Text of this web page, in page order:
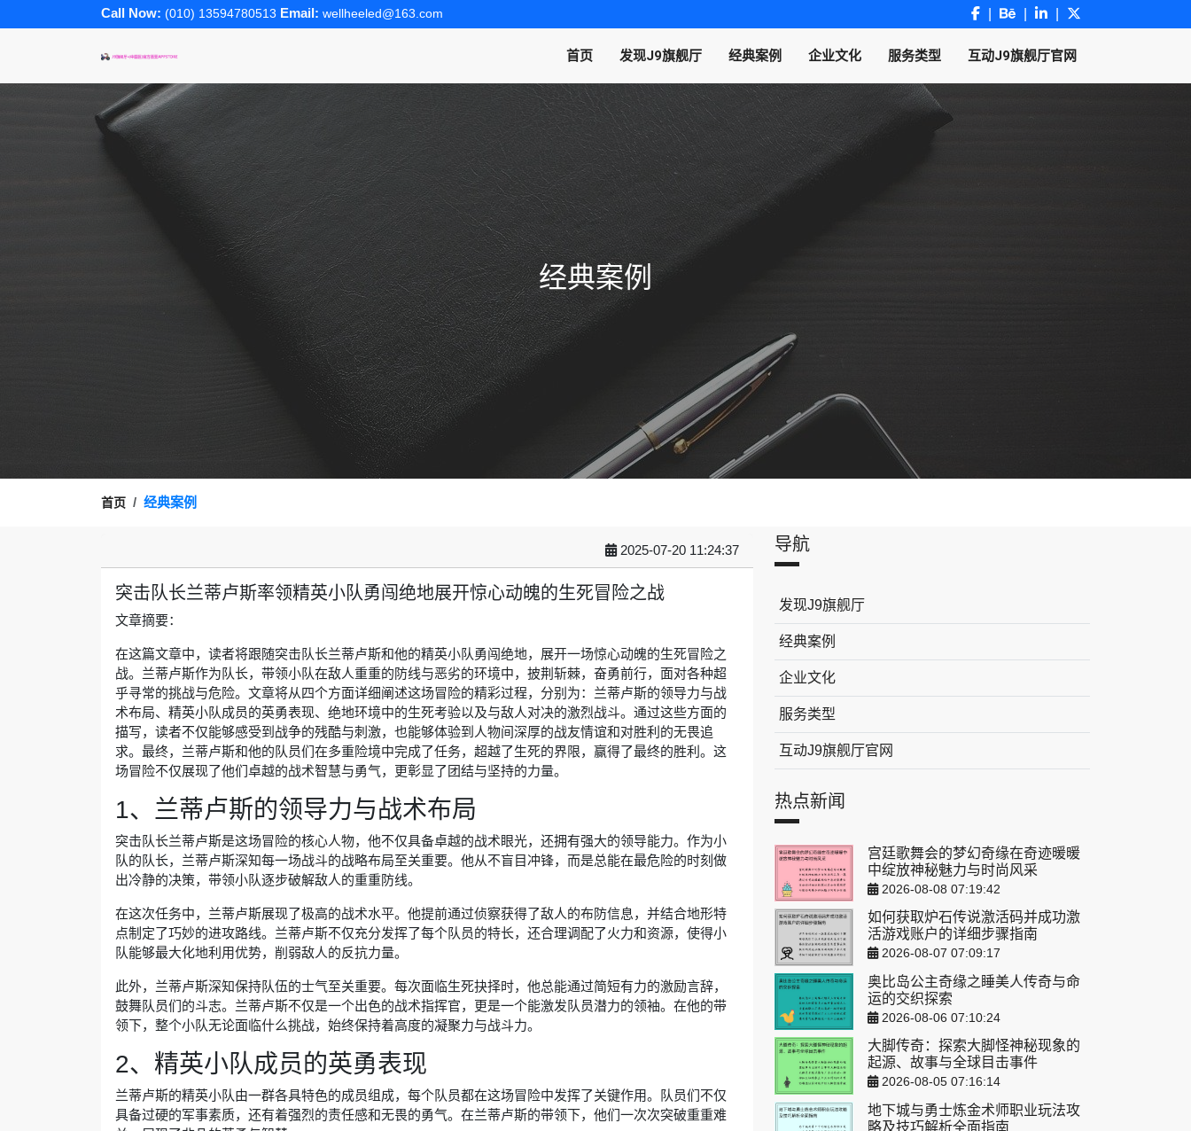
Call Now: (010) 13594780513 Email: wellheeled@163.com
首页 发现J9旗舰厅 经典案例 企业文化 服务类型 互动J9旗舰厅官网
经典案例
首页 经典案例
2025-07-20 11:24:37
突击队长兰蒂卢斯率领精英小队勇闯绝地展开惊心动魄的生死冒险之战
文章摘要：
在这篇文章中，读者将跟随突击队长兰蒂卢斯和他的精英小队勇闯绝地，展开一场惊心动魄的生死冒险之
战。兰蒂卢斯作为队长，带领小队在敌人重重的防线与恶劣的环境中，披荆斩棘，奋勇前行，面对各种超
乎寻常的挑战与危险。文章将从四个方面详细阐述这场冒险的精彩过程，分别为：兰蒂卢斯的领导力与战
术布局、精英小队成员的英勇表现、绝地环境中的生死考验以及与敌人对决的激烈战斗。通过这些方面的
描写，读者不仅能够感受到战争的残酷与刺激，也能够体验到人物间深厚的战友情谊和对胜利的无畏追
求。最终，兰蒂卢斯和他的队员们在多重险境中完成了任务，超越了生死的界限，赢得了最终的胜利。这
场冒险不仅展现了他们卓越的战术智慧与勇气，更彰显了团结与坚持的力量。
1、兰蒂卢斯的领导力与战术布局
突击队长兰蒂卢斯是这场冒险的核心人物，他不仅具备卓越的战术眼光，还拥有强大的领导能力。作为小
队的队长，兰蒂卢斯深知每一场战斗的战略布局至关重要。他从不盲目冲锋，而是总能在最危险的时刻做
出冷静的决策，带领小队逐步破解敌人的重重防线。
在这次任务中，兰蒂卢斯展现了极高的战术水平。他提前通过侦察获得了敌人的布防信息，并结合地形特
点制定了巧妙的进攻路线。兰蒂卢斯不仅充分发挥了每个队员的特长，还合理调配了火力和资源，使得小
队能够最大化地利用优势，削弱敌人的反抗力量。
此外，兰蒂卢斯深知保持队伍的士气至关重要。每次面临生死抉择时，他总能通过简短有力的激励言辞，
鼓舞队员们的斗志。兰蒂卢斯不仅是一个出色的战术指挥官，更是一个能激发队员潜力的领袖。在他的带
领下，整个小队无论面临什么挑战，始终保持着高度的凝聚力与战斗力。
2、精英小队成员的英勇表现
兰蒂卢斯的精英小队由一群各具特色的成员组成，每个队员都在这场冒险中发挥了关键作用。队员们不仅
具备过硬的军事素质，还有着强烈的责任感和无畏的勇气。在兰蒂卢斯的带领下，他们一次次突破重重难
导航
发现J9旗舰厅
经典案例
企业文化
服务类型
互动J9旗舰厅官网
热点新闻
宫廷歌舞会的梦幻奇缘在奇迹暖暖
中绽放神秘魅力与时尚风采
2026-08-08 07:19:42
如何获取炉石传说激活码并成功激
活游戏账户的详细步骤指南
2026-08-07 07:09:17
奥比岛公主奇缘之睡美人传奇与命
运的交织探索
2026-08-06 07:10:24
大脚传奇：探索大脚怪神秘现象的
起源、故事与全球目击事件
2026-08-05 07:16:14
地下城与勇士炼金术师职业玩法攻
略及技巧解析全面指南